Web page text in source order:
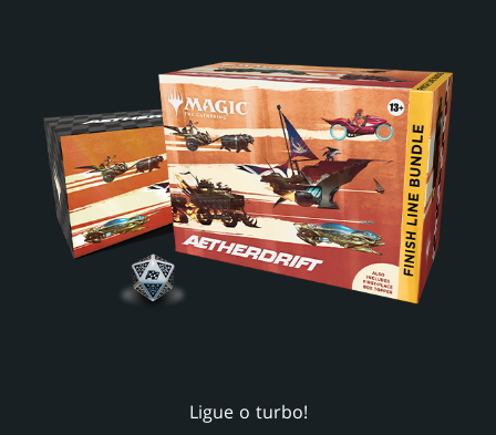
Ligue o turbo!